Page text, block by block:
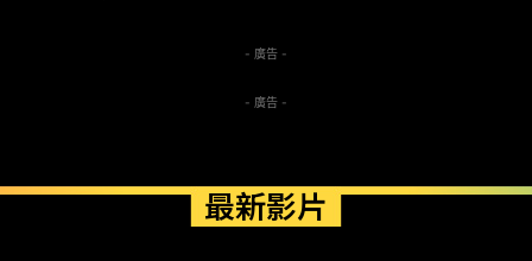
- 廣告 -
- 廣告 -
最新影片